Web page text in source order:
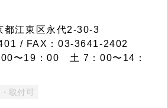
江東区永代2-30-3
/ FAX：03-3641-2402
〜19：00 土 7：00〜14：
取付可